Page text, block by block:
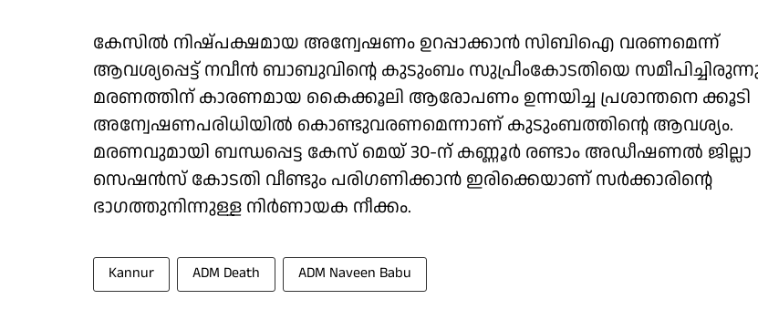
കേസിൽ നിഷ്പക്ഷമായ അന്വേഷണം ഉറപ്പാക്കാൻ സിബിഐ വരണമെന്ന്
ആവശ്യപ്പെട്ട് നവീൻ ബാബുവിൻ്റെ കുടുംബം സുപ്രീംകോടതിയെ
മരണത്തിന് കാരണമായ കൈക്കൂലി ആരോപണം ഉന്നയിച്ച പ്രശാന്തനെ ക്കൂടി
അന്വേഷണപരിധിയിൽ കൊണ്ടുവരണമെന്നാണ് കുടുംബത്തിന്റെ ആവശ്യം.
മരണവുമായി ബന്ധപ്പെട്ട കേസ് മെയ് 30-ന് കണ്ണൂർ രണ്ടാം അഡീഷണൽ ജില്ലാ
സെഷൻസ് കോടതി വീണ്ടും പരിഗണിക്കാൻ ഇരിക്കെയാണ് സർക്കാരിൻ്റെ
ഭാഗത്തുനിന്നുള്ള നിർണായക നീക്കം.
Kannur ADM Death ADM Naveen Babu